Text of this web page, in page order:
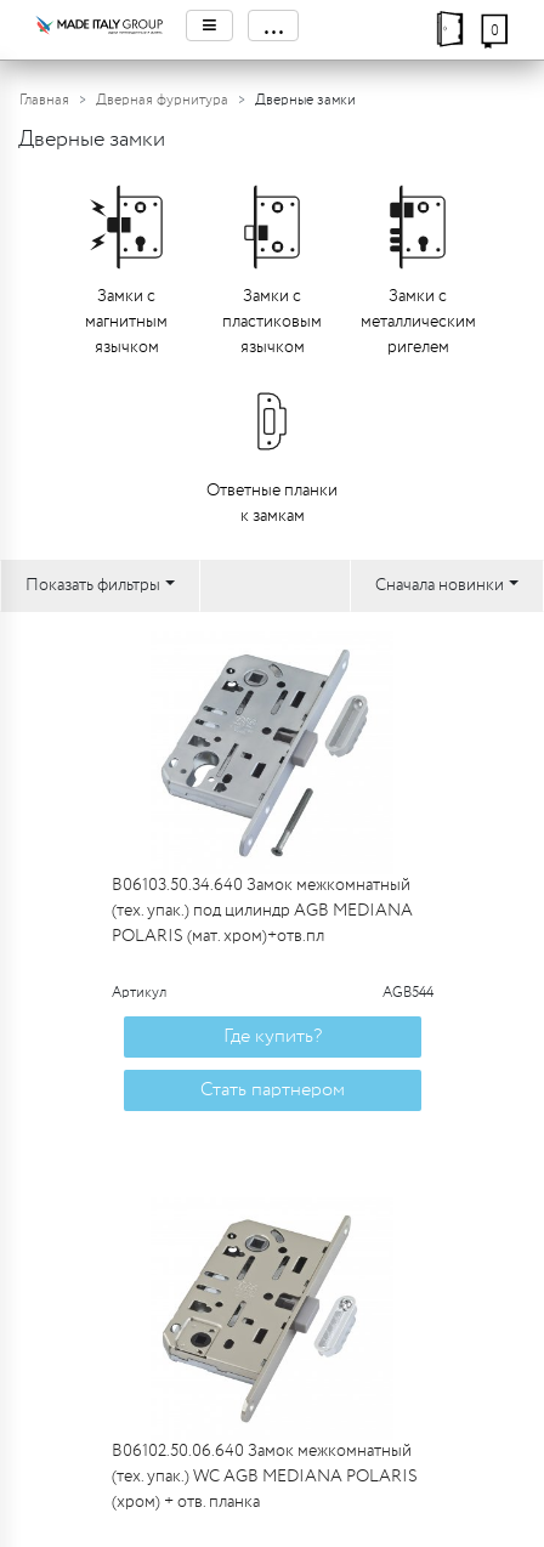
≡ ... 0
Главная Дверная фурнитура Дверные замки
Дверные замки
Замки с
магнитным
язычком
Замки с
пластиковым
язычком
Замки с
металлическим
ригелем
Ответные планки
к замкам
Показать фильтры Сначала новинки
B06103.50.34.640 Замок межкомнатный
(тех. упак.) под цилиндр AGB MEDIANA
POLARIS (мат. хром)+отв.пл
Артикул AGB544
Где купить?
Стать партнером
B06102.50.06.640 Замок межкомнатный
(тех. упак.) WC AGB MEDIANA POLARIS
(хром) + отв. планка